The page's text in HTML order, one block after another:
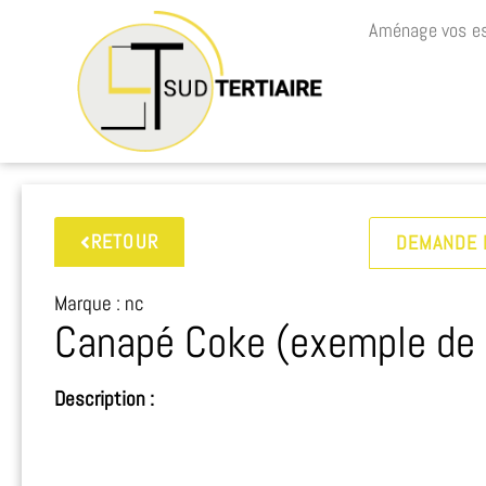
Aménage vos
RETOUR DEMANDE
Marque : nc
Canapé Coke (exemple
Description :